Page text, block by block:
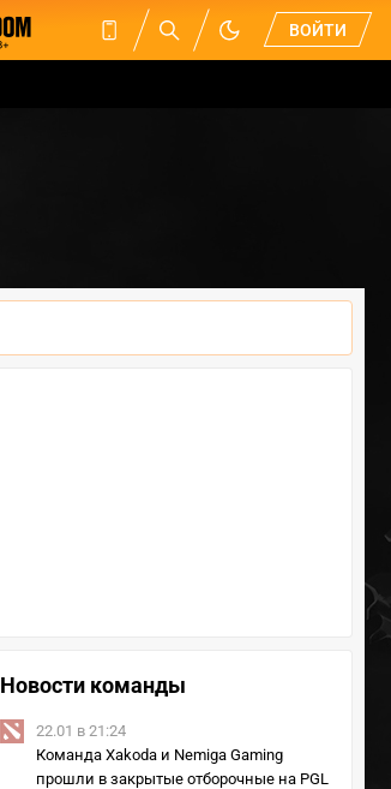
ВОЙТИ
Новости команды
22.01 в 21:24
Команда Xakoda и Nemiga Gaming
прошли в закрытые отборочные на PGL